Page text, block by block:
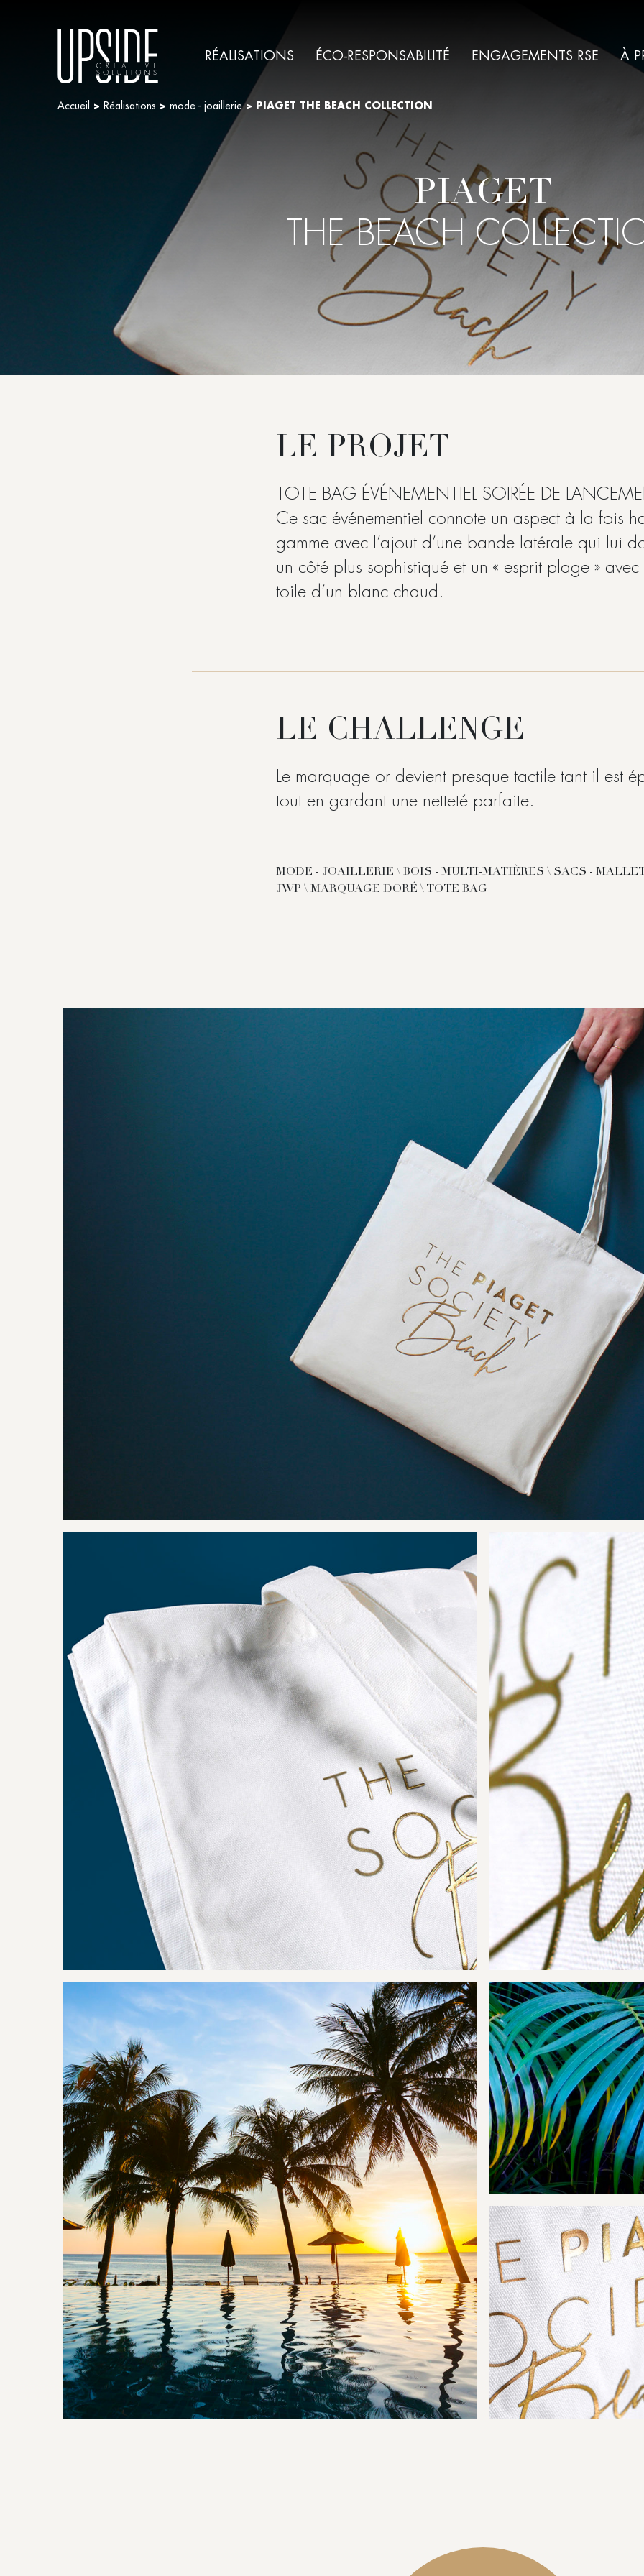
RÉALISATIONS ÉCO-RESPONSABILITÉ ENGAGEMENTS RSE À
Accueil > Réalisations > mode - joaillerie> PIAGET THE BEACH COLLECTION
PIAGET
THE BEACH
LE PROJET
TOTE BAG ÉVÉNEMENTIEL SOIRÉE DE
Ce sac événementiel connote un aspect à la fois
gamme avec l’ajout d’une bande latérale qui lui
un côté plus sophistiqué et un « esprit plage » avec
toile d’un blanc chaud.
LE CHALLENGE
Le marquage or devient presque tactile tant il est
tout en gardant une netteté parfaite.
MODE - JOAILLERIE \ BOIS - MULTI-MATIÈRES \ SACS -
JWP \ MARQUAGE DORÉ \ TOTE BAG